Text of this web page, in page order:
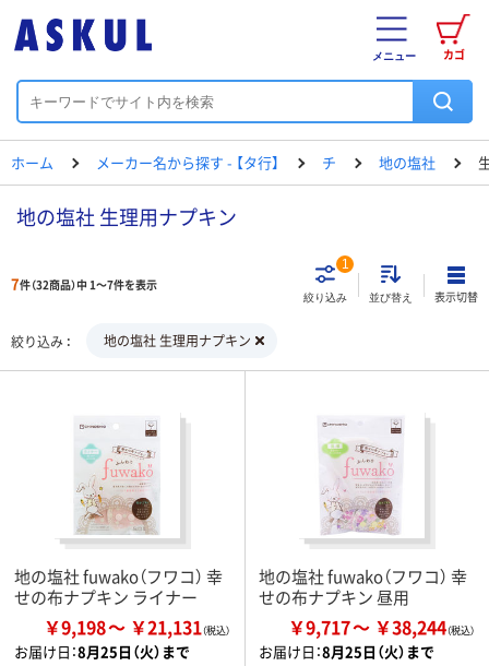
カゴ
メニュー
ホーム メーカー名から探す - 【タ行】 チ 地の塩社
地の塩社 生理用ナプキン
7件（32商品）中 1～7件を表示
絞り込み
1
並び替え 表示切替
絞り込み 地の塩社 生理用ナプキン
地の塩社 fuwako（フワコ） 幸
せの布ナプキン ライナー
￥9,198 ￥21,131
お届け日：8月25日（火）まで
地の塩社 fuwako（フワコ） 幸
せの布ナプキン 昼用
￥9,717 ￥38,244
お届け日：8月25日（火）まで